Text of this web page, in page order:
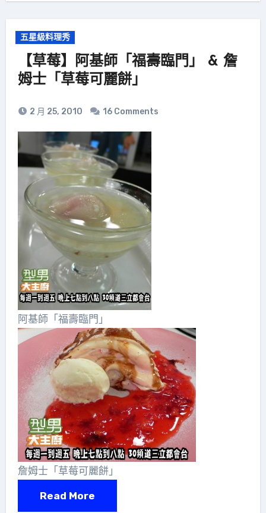
五星級料理秀
【草莓】阿基師「福壽臨門」 & 詹
姆士「草莓可麗餅」
2 月 25, 2010 16 Comments
阿基師「福壽臨門」
詹姆士「草莓可麗餅」
Read More